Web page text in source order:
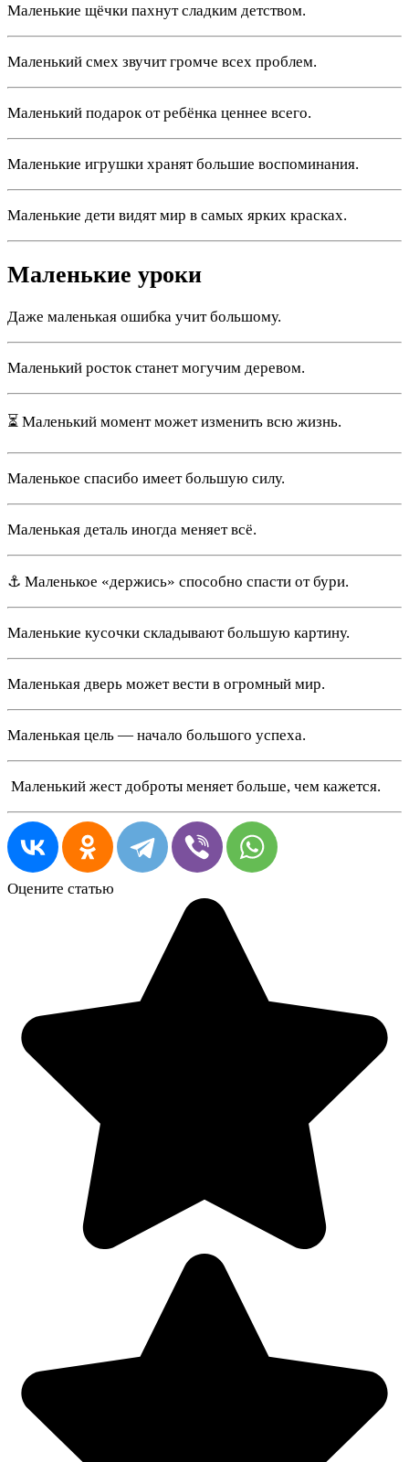
Маленькие щёчки пахнут сладким детством.
Маленький смех звучит громче всех проблем.
Маленький подарок от ребёнка ценнее всего.
Маленькие игрушки хранят большие воспоминания.
Маленькие дети видят мир в самых ярких красках.
Маленькие уроки
Даже маленькая ошибка учит большому.
Маленький росток станет могучим деревом.
⏳ Маленький момент может изменить всю жизнь.
Маленькое спасибо имеет большую силу.
Маленькая деталь иногда меняет всё.
⚓ Маленькое «держись» способно спасти от бури.
Маленькие кусочки складывают большую картину.
Маленькая дверь может вести в огромный мир.
Маленькая цель — начало большого успеха.
️ Маленький жест доброты меняет больше, чем кажется.
Оцените статью